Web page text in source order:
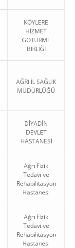
KÖYLERE
HİZMET
GÖTÜRME
BİRLİĞİ
AĞRI İL SAĞLIK
MÜDÜRLÜĞÜ
DİYADİN
DEVLET
HASTANESİ
Ağrı Fizik
Tedavi ve
Rehabilitasyon
Hastanesi
Ağrı Fizik
Tedavi ve
Rehabilitasyon
Hastanesi